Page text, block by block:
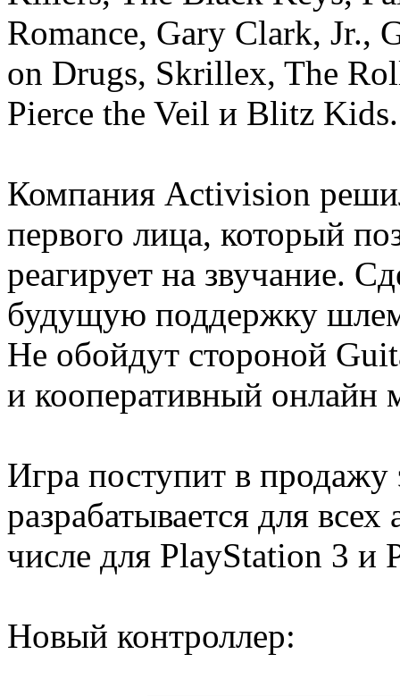
Romance, Gary Clark, Jr.,
on Drugs, Skrillex, The
Pierce the Veil и Blitz Kids.
Компания Activision
первого лица, который
реагирует на звучание.
будущую поддержку
Не обойдут стороной
и кооперативный онлайн
Игра поступит в
разрабатывается для
числе для PlayStation 3 и
Новый контроллер: